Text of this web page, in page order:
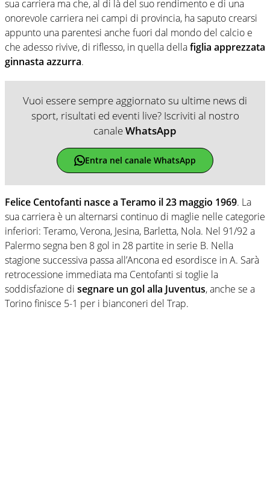
sua carriera ma che, al di là del suo rendimento e di una
onorevole carriera nei campi di provincia, ha saputo crearsi
appunto una parentesi anche fuori dal mondo del calcio e
che adesso rivive, di riflesso, in quella dellafiglia apprezzata
ginnasta azzurra.
Vuoi essere sempre aggiornato su ultime news di
sport, risultati ed eventi live? Iscriviti al nostro
canaleWhatsApp
Entra nel canale WhatsApp
Felice Centofanti nasce a Teramo il 23 maggio 1969. La
sua carriera è un alternarsi continuo di maglie nelle categorie
inferiori: Teramo, Verona, Jesina, Barletta, Nola. Nel 91/92 a
Palermo segna ben 8 gol in 28 partite in serie B. Nella
stagione successiva passa all’Ancona ed esordisce in A. Sarà
retrocessione immediata ma Centofanti si toglie la
soddisfazione di segnare un gol alla Juventus, anche se a
Torino finisce 5-1 per i bianconeri del Trap.